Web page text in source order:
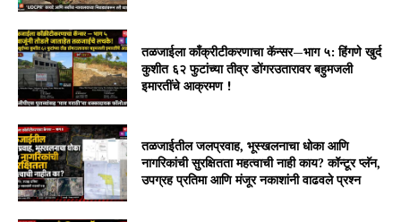
तळजाईला काँक्रीटीकरणाचा कॅन्सर—भाग ५: हिंगणे खुर्द
कुशीत ६२ फुटांच्या तीव्र डोंगरउतारावर बहुमजली
इमारतींचे आक्रमण !
तळजाईतील जलप्रवाह, भूस्खलनाचा धोका आणि
नागरिकांची सुरक्षितता महत्वाची नाही काय? कॉन्टूर प्लॅन,
उपग्रह प्रतिमा आणि मंजूर नकाशांनी वाढवले प्रश्न